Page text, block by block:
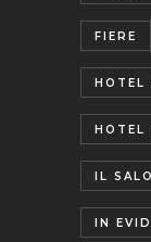
FIERE
HOTEL
HOTEL
IL
IN